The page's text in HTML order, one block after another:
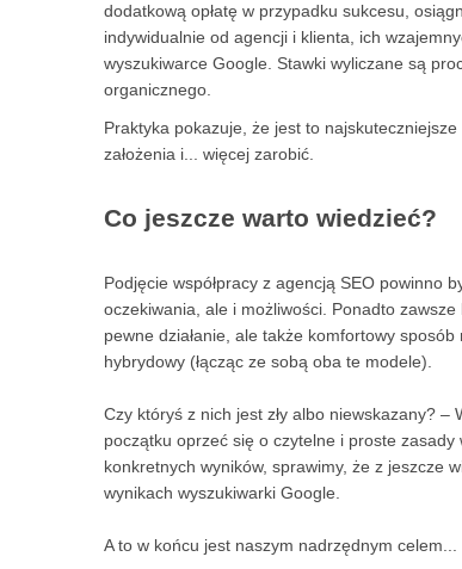
dodatkową opłatę w przypadku sukcesu,
indywidualnie od agencji i klienta, ich
wyszukiwarce Google. Stawki wyliczane są
organicznego.
Praktyka pokazuje, że jest to
założenia i... więcej zarobić.
Co jeszcze warto wiedzieć?
Podjęcie współpracy z agencją SEO powinno
oczekiwania, ale i możliwości. Ponadto
pewne działanie, ale także komfortowy
hybrydowy (łącząc ze sobą oba te modele).
Czy któryś z nich jest zły albo niewskazany?
początku oprzeć się o czytelne i proste
konkretnych wyników, sprawimy, że z jeszcze
wynikach wyszukiwarki Google.
A to w końcu jest naszym nadrzędnym celem...